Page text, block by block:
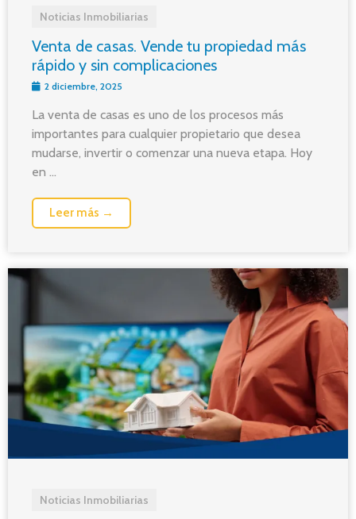
Noticias Inmobiliarias
Venta de casas. Vende tu propiedad más
rápido y sin complicaciones
2 diciembre, 2025
La venta de casas es uno de los procesos más
importantes para cualquier propietario que desea
mudarse, invertir o comenzar una nueva etapa. Hoy
en ...
Leer más →
Noticias Inmobiliarias